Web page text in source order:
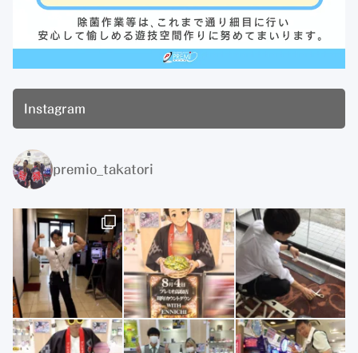
Instagram
premio_takatori